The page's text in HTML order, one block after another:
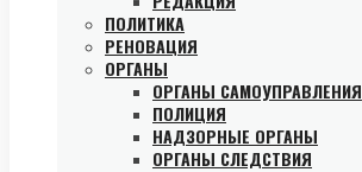
ПОЛИТИКА
РЕНОВАЦИЯ
ОРГАНЫ
ОРГАНЫ САМОУПРАВЛЕНИЯ
ПОЛИЦИЯ
НАДЗОРНЫЕ ОРГАНЫ
ОРГАНЫ СЛЕДСТВИЯ